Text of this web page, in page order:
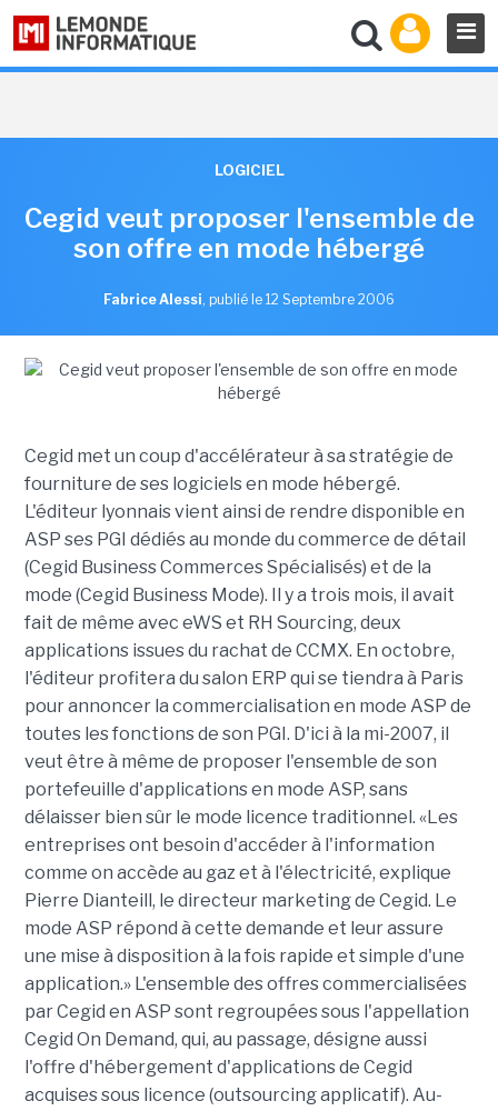
LOGICIEL
Cegid veut proposer l'ensemble de
son offre en mode hébergé
Fabrice Alessi, publié le 12 Septembre 2006
Cegid met un coup d'accélérateur à sa stratégie de
fourniture de ses logiciels en mode hébergé.
L'éditeur lyonnais vient ainsi de rendre disponible en
ASP ses PGI dédiés au monde du commerce de détail
(Cegid Business Commerces Spécialisés) et de la
mode (Cegid Business Mode). Il y a trois mois, il avait
fait de même avec eWS et RH Sourcing, deux
applications issues du rachat de CCMX. En octobre,
l'éditeur profitera du salon ERP qui se tiendra à Paris
pour annoncer la commercialisation en mode ASP de
toutes les fonctions de son PGI. D'ici à la mi-2007, il
veut être à même de proposer l'ensemble de son
portefeuille d'applications en mode ASP, sans
délaisser bien sûr le mode licence traditionnel. «Les
entreprises ont besoin d'accéder à l'information
comme on accède au gaz et à l'électricité, explique
Pierre Dianteill, le directeur marketing de Cegid. Le
mode ASP répond à cette demande et leur assure
une mise à disposition à la fois rapide et simple d'une
application.» L'ensemble des offres commercialisées
par Cegid en ASP sont regroupées sous l'appellation
Cegid On Demand, qui, au passage, désigne aussi
l'offre d'hébergement d'applications de Cegid
acquises sous licence (outsourcing applicatif). Au-